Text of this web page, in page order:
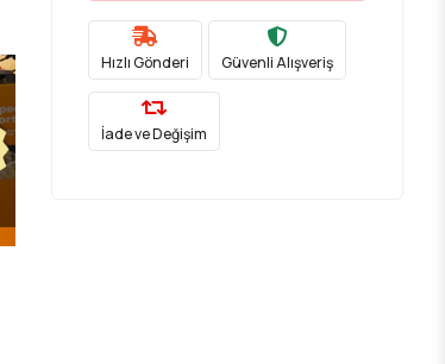
Hızlı Gönderi Güvenli Alışveriş
İade ve Değişim